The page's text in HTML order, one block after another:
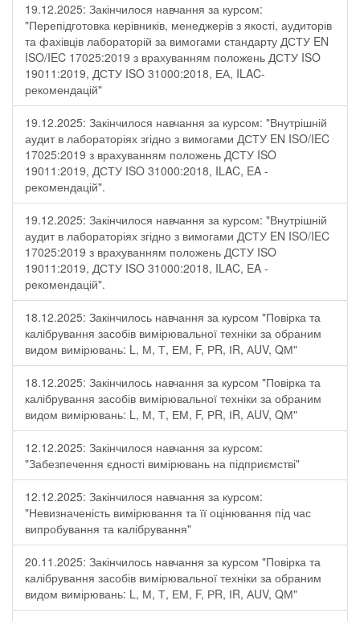
19.12.2025: Закінчилося навчання за курсом:
"Перепідготовка керівників, менеджерів з якості, аудиторів
та фахівців лабораторій за вимогами стандарту ДСТУ EN
ISO/IEC 17025:2019 з врахуванням положень ДСТУ ISO
19011:2019, ДСТУ ISO 31000:2018, ЕА, ILAC-
рекомендацій"
19.12.2025: Закінчилося навчання за курсом: "Внутрішній
аудит в лабораторіях згідно з вимогами ДСТУ EN ISO/IEC
17025:2019 з врахуванням положень ДСТУ ISO
19011:2019, ДСТУ ISO 31000:2018, ILAC, EA -
рекомендацій".
19.12.2025: Закінчилося навчання за курсом: "Внутрішній
аудит в лабораторіях згідно з вимогами ДСТУ EN ISO/IEC
17025:2019 з врахуванням положень ДСТУ ISO
19011:2019, ДСТУ ISO 31000:2018, ILAC, EA -
рекомендацій".
18.12.2025: Закінчилось навчання за курсом "Повірка та
калібрування засобів вимірювальної техніки за обраним
видом вимірювань: L, М, Т, ЕМ, F, РR, ІR, АUV, QМ"
18.12.2025: Закінчилось навчання за курсом "Повірка та
калібрування засобів вимірювальної техніки за обраним
видом вимірювань: L, М, Т, ЕМ, F, РR, ІR, АUV, QМ"
12.12.2025: Закінчилося навчання за курсом:
"Забезпечення єдності вимірювань на підприємстві"
12.12.2025: Закінчилося навчання за курсом:
"Невизначеність вимірювання та її оцінювання під час
випробування та калібрування"
20.11.2025: Закінчилось навчання за курсом "Повірка та
калібрування засобів вимірювальної техніки за обраним
видом вимірювань: L, М, Т, ЕМ, F, РR, ІR, АUV, QМ"